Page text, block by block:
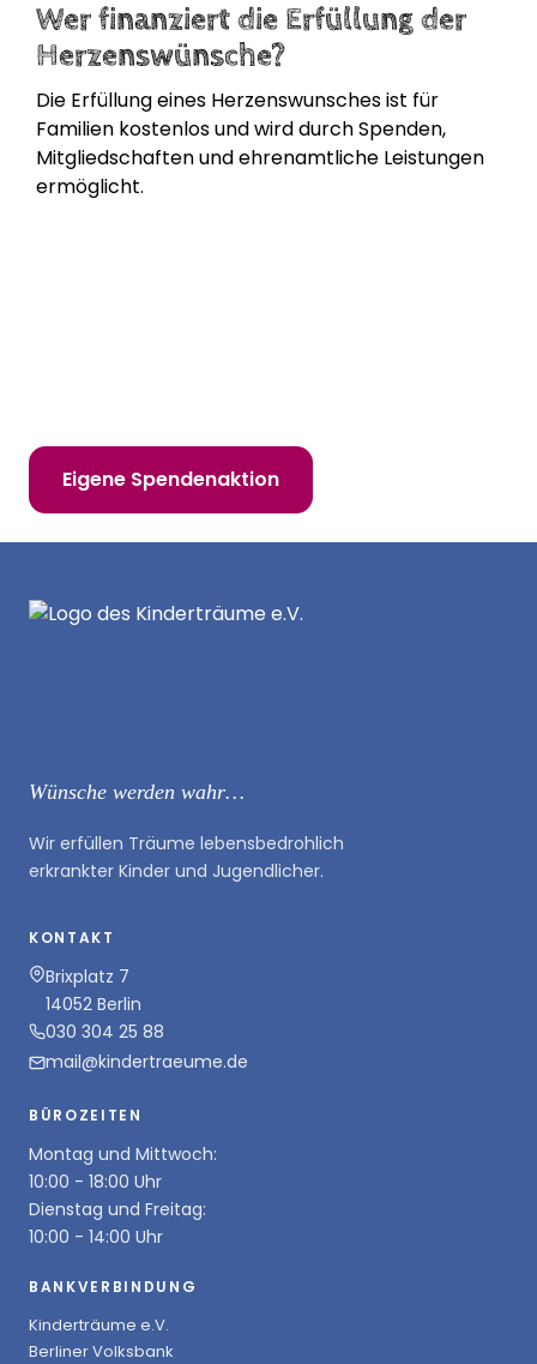
Wer finanziert die Erfüllung der
Herzenswünsche?
Die Erfüllung eines Herzenswunsches ist für
Familien kostenlos und wird durch Spenden,
Mitgliedschaften und ehrenamtliche Leistungen
ermöglicht.
Eigene Spendenaktion
Wünsche werden wahr…
Wir erfüllen Träume lebensbedrohlich
erkrankter Kinder und Jugendlicher.
KONTAKT
Brixplatz 7
14052 Berlin
030 304 25 88
mail@kindertraeume.de
BÜROZEITEN
Montag und Mittwoch:
10:00 - 18:00 Uhr
Dienstag und Freitag:
10:00 - 14:00 Uhr
BANKVERBINDUNG
Kinderträume e.V.
Berliner Volksbank